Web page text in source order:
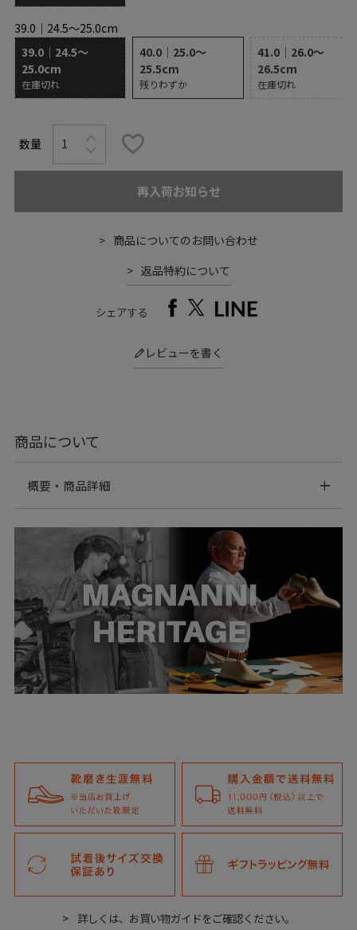
39.0｜24.5～25.0cm
39.0｜24.5～
25.0cm
在庫切れ
40.0｜25.0～
25.5cm
残りわずか
41.0｜26.0～
26.5cm
在庫切れ
再入荷お知らせ
商品についてのお問い合わせ
返品特約について
シェアする
レビューを書く
商品について
概要・商品詳細
カジュアル化が進む今、マグナーニでもオンとオフで取り入
れやすく使いやすいテイストを目指した一足。
スラックスやデニムなど、日常使いしているお持ちのパンツ
ともマッチしやすいデザイン。
デザイン・カラー・素材にいたるまで、すべてにこだわり徹
詳しくは、お買い物ガイドをご確認ください。